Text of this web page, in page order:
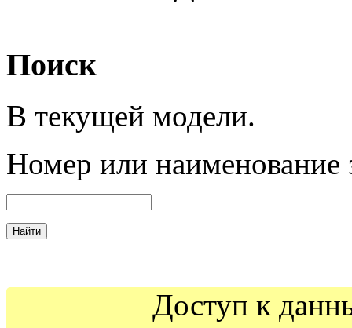
Поиск
В текущей модели.
Номер или наименование
Доступ к